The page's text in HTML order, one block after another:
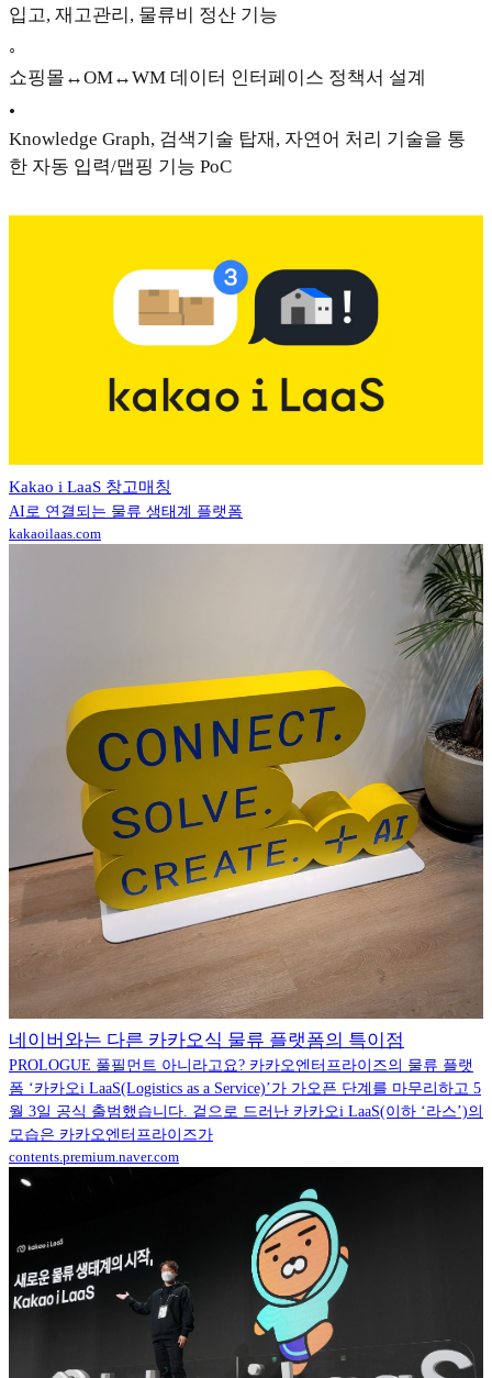
입고, 재고관리, 물류비 정산 기능
◦
쇼핑몰↔OM↔WM 데이터 인터페이스 정책서 설계
•
Knowledge Graph, 검색기술 탑재, 자연어 처리 기술을 통
한 자동 입력/맵핑 기능 PoC
Kakao i LaaS 창고매칭
AI로 연결되는 물류 생태계 플랫폼
kakaoilaas.com
네이버와는 다른 카카오식 물류 플랫폼의 특이점
PROLOGUE 풀필먼트 아니라고요? 카카오엔터프라이즈의 물류 플랫
폼 ‘카카오i LaaS(Logistics as a Service)’가 가오픈 단계를 마무리하고 5
월 3일 공식 출범했습니다. 겉으로 드러난 카카오i LaaS(이하 ‘라스’)의
모습은 카카오엔터프라이즈가
contents.premium.naver.com